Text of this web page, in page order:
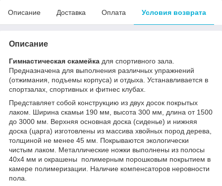
Описание Доставка Оплата Условия возврата
Описание
Гимнастическая скамейка для спортивного зала.
Предназначена для выполнения различных упражнений
(отжимания, подъемы корпуса) и отдыха. Устанавливается в
спортзалах, спортивных и фитнес клубах.
Представляет собой конструкцию из двух досок покрытых
лаком. Ширина скамьи 190 мм, высота 300 мм, длина от 1500
до 3000 мм. Верхняя основная доска (сиденье) и нижняя
доска (царга) изготовлены из массива хвойных пород дерева,
толщиной не менее 45 мм. Покрываются экологически
чистым лаком. Металлические ножки выполнены из полосы
40х4 мм и окрашены полимерным порошковым покрытием в
камере полимеризации. Наличие компенсаторов неровности
пола.